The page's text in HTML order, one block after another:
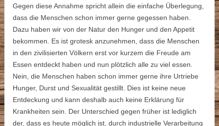
Gegen diese Annahme spricht allein die einfache Überlegung,
dass die Menschen schon immer gerne gegessen haben.
Dazu haben wir von der Natur den Hunger und den Appetit
bekommen. Es ist grotesk anzunehmen, dass die Menschen
in den zivilisierten Völkern erst vor kurzem die Freude am
Essen entdeckt haben und nun plötzlich alle zu viel essen.
Nein, die Menschen haben schon immer gerne ihre Urtriebe
Hunger, Durst und Sexualität gestillt. Dies ist keine neue
Entdeckung und kann deshalb auch keine Erklärung für
Krankheiten sein. Der Unterschied gegen früher ist lediglich
der, dass es heute möglich ist, durch industrielle Verarbeitung